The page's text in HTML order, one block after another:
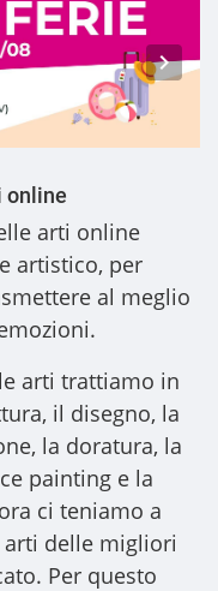
online
arti online
artistico, per
al meglio
arti trattiamo in
il disegno, la
la doratura, la
painting e la
ci teniamo a
delle migliori
Per questo